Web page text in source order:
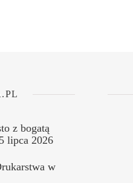
z bogatą
lipca 2026
w